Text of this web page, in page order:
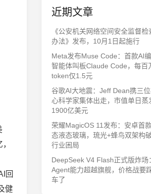
回
健
近期文章
《公安机关网络空间安全监督检
办法》发布，10月1日起施行
Meta发布Muse Code：首款AI
智能体叫板Claude Code，每百
token仅1.5元
谷歌AI大地震：Jeff Dean携三
心科学家集体出走，市值单日蒸
1900亿美元
荣耀MagicOS 11发布：安卓首
态液态玻璃，琉光+蜂鸟双架构
行业困局
DeepSeek V4 Flash正式版炸场：
Agent能力超越旗舰，价格战要
车了